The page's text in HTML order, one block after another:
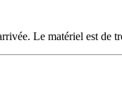
Le matériel est de